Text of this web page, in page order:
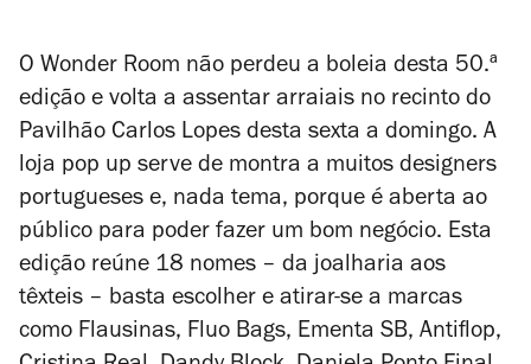
O Wonder Room não perdeu a boleia desta 50.ª
edição e volta a assentar arraiais no recinto do
Pavilhão Carlos Lopes desta sexta a domingo. A
loja pop up serve de montra a muitos designers
portugueses e, nada tema, porque é aberta ao
público para poder fazer um bom negócio. Esta
edição reúne 18 nomes – da joalharia aos
têxteis – basta escolher e atirar-se a marcas
como Flausinas, Fluo Bags, Ementa SB, Antiflop,